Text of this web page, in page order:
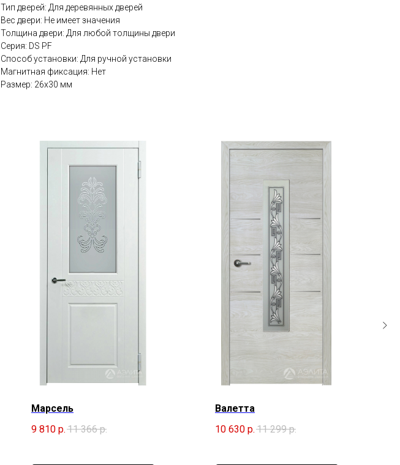
Тип дверей: Для деревянных дверей
Вес двери: Не имеет значения
Толщина двери: Для любой толщины двери
Серия: DS PF
Способ установки: Для ручной установки
Магнитная фиксация: Нет
Размер: 26x30 мм
Марсель
9 810 р. 11 366 р.
Валетта
10 630 р. 11 299 р.